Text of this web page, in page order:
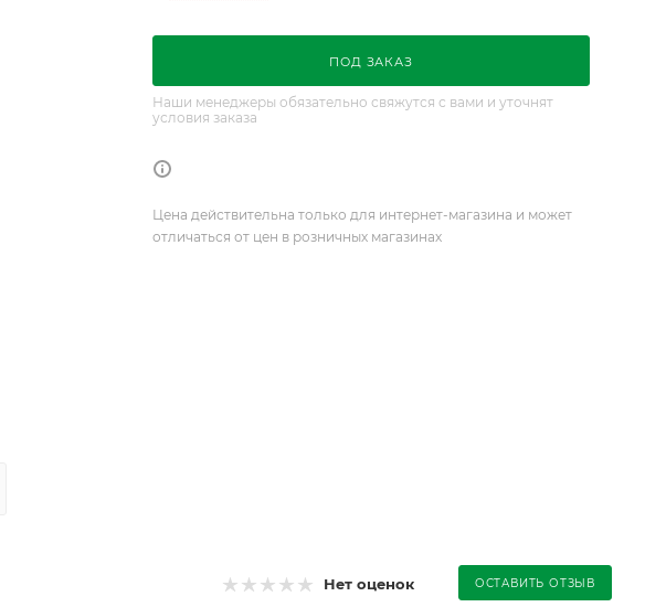
ПОД ЗАКАЗ
Наши менеджеры обязательно свяжутся с вами и уточнят
условия заказа
Цена действительна только для интернет-магазина и может
отличаться от цен в розничных магазинах
Нет оценок ОСТАВИТЬ ОТЗЫВ